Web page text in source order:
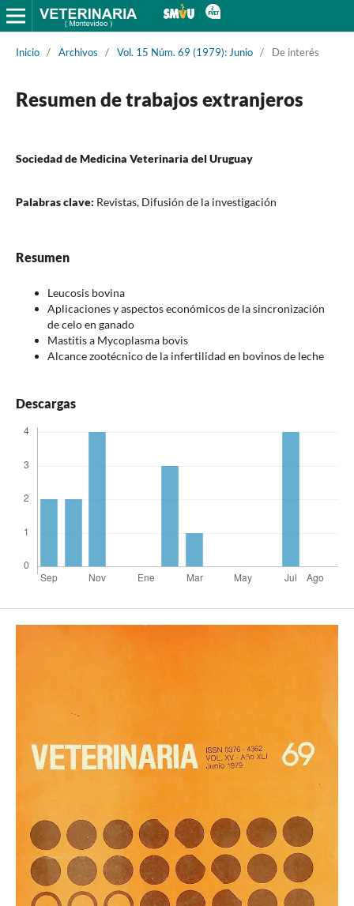
Inicio / Archivos / Vol. 15 Núm. 69 (1979): Junio / De interés
Resumen de trabajos extranjeros
Sociedad de Medicina Veterinaria del Uruguay
Palabras clave: Revistas, Difusión de la investigación
Resumen
Leucosis bovina
Aplicaciones y aspectos económicos de la sincronización
de celo en ganado
Mastitis a Mycoplasma bovis
Alcance zootécnico de la infertilidad en bovinos de leche
Descargas